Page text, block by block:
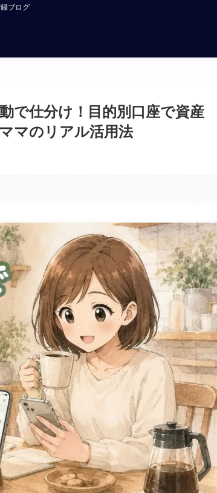
ブログ
で仕分け！目的別口座で資産
マのリアル活用法